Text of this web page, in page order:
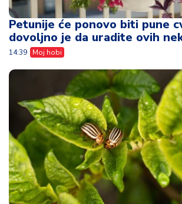
Petunije će ponovo biti pune
dovoljno je da uradite ovih
14:39 Moj hobi